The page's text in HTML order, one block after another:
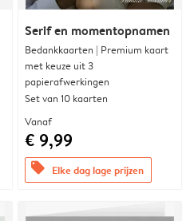
Serif en momentopnamen
Bedankkaarten | Premium kaart
met keuze uit 3
papierafwerkingen
Set van 10 kaarten
Vanaf
€ 9,99
offers Elke dag lage prijzen